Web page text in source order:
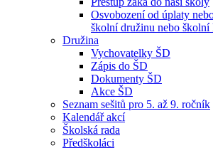
Osvobození od úplaty
školní družinu nebo školní
Družina
Vychovatelky ŠD
Zápis do ŠD
Dokumenty ŠD
Akce ŠD
Seznam sešitů pro 5. až 9. ročník
Kalendář akcí
Školská rada
Předškoláci